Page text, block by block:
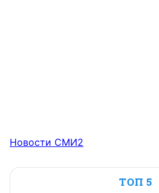
Новости СМИ2
ТОП 5